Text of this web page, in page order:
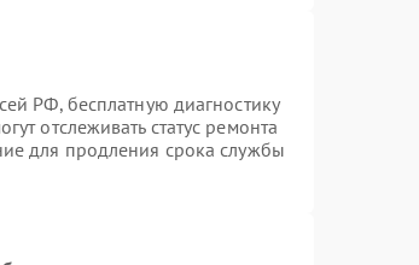
РФ, бесплатную диагностику
отслеживать статус ремонта
для продления срока службы